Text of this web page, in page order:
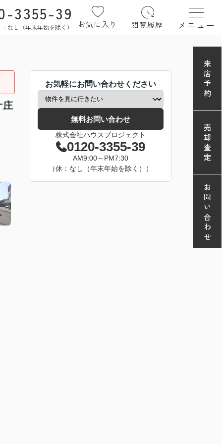
3355-39
なし（年末年始を除く） お気に入り 閲覧履歴 メニュー
庄
お気軽にお問い合わせください
無料お問い合わせ
株式会社ハウスプロジェクト
0120-3355-39
AM9:00～PM7:30
（休：なし（年末年始を除く））
来店予約
売却査定
お問い合わせ